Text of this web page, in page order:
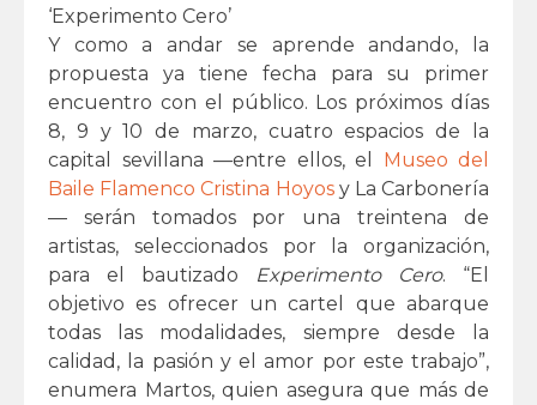
‘Experimento Cero’
Y como a andar se aprende andando, la
propuesta ya tiene fecha para su primer
encuentro con el público. Los próximos días
8, 9 y 10 de marzo, cuatro espacios de la
capital sevillana —entre ellos, el Museo del
Baile Flamenco Cristina Hoyosy La Carbonería
— serán tomados por una treintena de
artistas, seleccionados por la organización,
para el bautizado
Experimento Cero. “El
objetivo es ofrecer un cartel que abarque
todas las modalidades, siempre desde la
calidad, la pasión y el amor por este trabajo”,
enumera Martos, quien asegura que más de